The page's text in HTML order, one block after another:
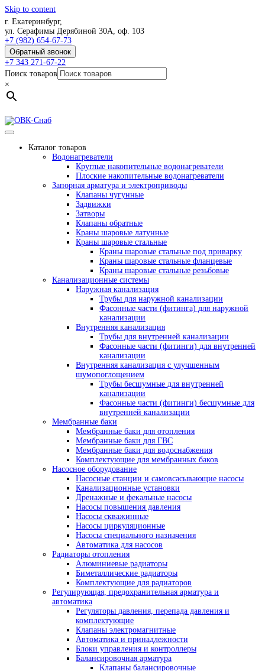
Skip to content
г. Екатеринбург,
ул. Серафимы Дерябиной 30А, оф. 103
+7 (982) 654-67-73
Обратный звонок
+7 343 271-67-22
Поиск товаров
×
Каталог товаров
Водонагреватели
Круглые накопительные водонагреватели
Плоские накопительные водонагреватели
Запорная арматура и электроприводы
Клапаны чугунные
Задвижки
Затворы
Клапаны обратные
Краны шаровые латунные
Краны шаровые стальные
Краны шаровые стальные под приварку
Краны шаровые стальные фланцевые
Краны шаровые стальные резьбовые
Канализационные системы
Наружная канализация
Трубы для наружной канализации
Фасонные части (фитинга) для наружной
канализации
Внутренняя канализация
Трубы для внутренней канализации
Фасонные части (фитинги) для внутренней
канализации
Внутренняя канализация с улучшенным
шумопоглощением
Трубы бесшумные для внутренней
канализации
Фасонные части (фитинги) бесшумные для
внутренней канализации
Мембранные баки
Мембранные баки для отопления
Мембранные баки для ГВС
Мембранные баки для водоснабжения
Комплектующие для мембранных баков
Насосное оборудование
Насосные станции и самовсасывающие насосы
Канализационные установки
Дренажные и фекальные насосы
Насосы повышения давления
Насосы скважинные
Насосы циркуляционные
Насосы специального назначения
Автоматика для насосов
Радиаторы отопления
Алюминиевые радиаторы
Биметаллические радиаторы
Комплектующие для радиаторов
Регулирующая, предохранительная арматура и
автоматика
Регуляторы давления, перепада давления и
комплектующие
Клапаны электромагнитные
Автоматика и принадлежности
Блоки управления и контроллеры
Балансировочная арматура
Клапаны балансировочные